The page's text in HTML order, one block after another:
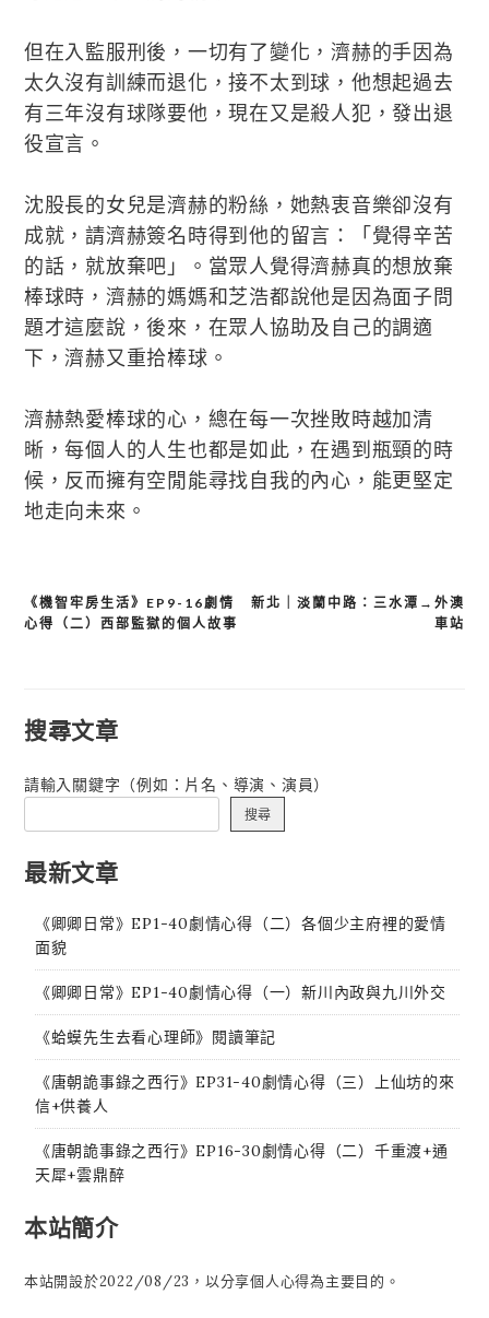
但在入監服刑後，一切有了變化，濟赫的手因為
太久沒有訓練而退化，接不太到球，他想起過去
有三年沒有球隊要他，現在又是殺人犯，發出退
役宣言。
沈股長的女兒是濟赫的粉絲，她熱衷音樂卻沒有
成就，請濟赫簽名時得到他的留言：「覺得辛苦
的話，就放棄吧」。當眾人覺得濟赫真的想放棄
棒球時，濟赫的媽媽和芝浩都說他是因為面子問
題才這麼說，後來，在眾人協助及自己的調適
下，濟赫又重拾棒球。
濟赫熱愛棒球的心，總在每一次挫敗時越加清
晰，每個人的人生也都是如此，在遇到瓶頸的時
候，反而擁有空閒能尋找自我的內心，能更堅定
地走向未來。
文
覽
新北｜淡蘭中路：三水潭→外澳
車站
《機智牢房生活》EP9-16劇情
心得（二）西部監獄的個人故事
搜尋文章
請輸入關鍵字（例如：片名、導演、演員）
搜尋
最新文章
《卿卿日常》EP1-40劇情心得（二）各個少主府裡的愛情
面貌
《卿卿日常》EP1-40劇情心得（一）新川內政與九川外交
《蛤蟆先生去看心理師》閱讀筆記
《唐朝詭事錄之西行》EP31-40劇情心得（三）上仙坊的來
信+供養人
《唐朝詭事錄之西行》EP16-30劇情心得（二）千重渡+通
天犀+雲鼎醉
本站簡介
本站開設於2022/08/23，以分享個人心得為主要目的。